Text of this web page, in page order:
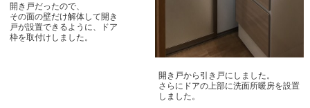
開き戸だったので、
その面の壁だけ解体して開き
戸が設置できるように、ドア
枠を取付けしました。
開き戸から引き戸にしました。
さらにドアの上部に洗面所暖房を設置
しました。